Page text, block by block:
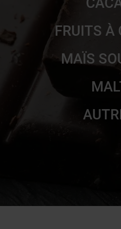
FRUITS À
MAÏS